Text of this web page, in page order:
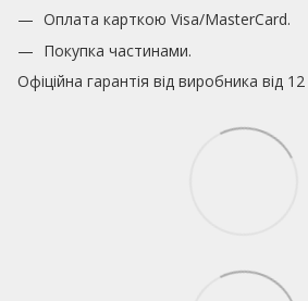
Оплата карткою Visa/MasterCard.
Покупка частинами.
Офіційна гарантія від виробника від